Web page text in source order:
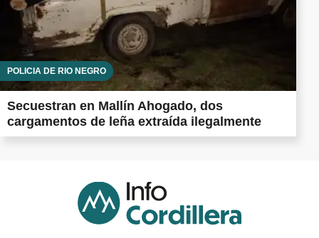
POLICÍA DE RÍO NEGRO
Secuestran en Mallín Ahogado, dos
cargamentos de leña extraída ilegalmente